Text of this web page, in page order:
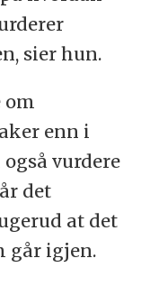
sier hun.
om
enn i
vurdere
det
at det
går igjen.